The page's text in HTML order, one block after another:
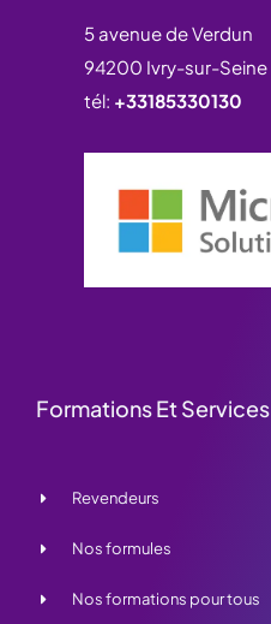
5 avenue de Verdun
94200 Ivry-sur-Seine
tél: +33185330130
Formations Et Services
Revendeurs
Nos formules
Nos formations pour tous